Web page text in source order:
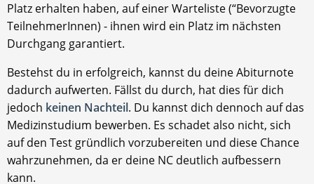
Platz erhalten haben, auf einer Warteliste (“Bevorzugte
TeilnehmerInnen) - ihnen wird ein Platz im nächsten
Durchgang garantiert.
Bestehst du in erfolgreich, kannst du deine Abiturnote
dadurch aufwerten. Fällst du durch, hat dies für dich
jedoch keinen Nachteil. Du kannst dich dennoch auf das
Medizinstudium bewerben. Es schadet also nicht, sich
auf den Test gründlich vorzubereiten und diese Chance
wahrzunehmen, da er deine NC deutlich aufbessern
kann.